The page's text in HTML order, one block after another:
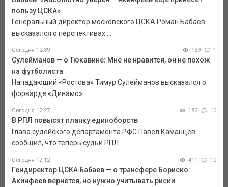
пользу ЦСКА»
Генеральный директор московского ЦСКА Роман Бабаев
высказался о перспективах ...
Сегодня 12:39 139 1
Сулейманов — о Тюкавине: Мне не нравится, он не похож
на футболиста
Нападающий «Ростова» Тимур Сулейманов высказался о
форварде «Динамо» ...
Сегодня 12:27 182 10
В РПЛ повысят планку единоборств
Глава судейского департамента РФС Павел Каманцев
сообщил, что теперь судьи РПЛ ...
Сегодня 12:12 411 10
Гендиректор ЦСКА Бабаев — о трансфере Бориско:
Акинфеев вернётся, но нужно учитывать риски